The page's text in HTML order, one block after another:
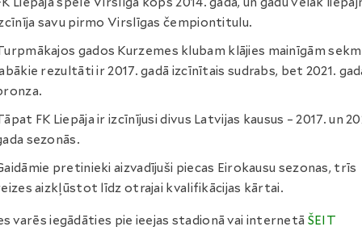
savu pirmo Virslīgas čempiontitulu.
gados Kurzemes klubam klājies mainīgām
rezultāti ir 2017. gadā izcīnītais sudrabs, bet 2021.
FK Liepāja ir izcīnījusi divus Latvijas kausus – 2017. un
sezonās.
pretinieki aizvadījuši piecas Eirokausu sezonas, trīs
aizkļūstot līdz otrajai kvalifikācijas kārtai.
varēs iegādāties pie ieejas stadionā vai internetā ŠEIT